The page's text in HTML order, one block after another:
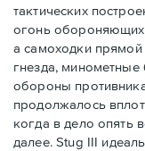
тактических
огонь
а самоходки прямой
гнезда, минометные
обороны
продолжалось
когда в дело опять
далее. Stug III